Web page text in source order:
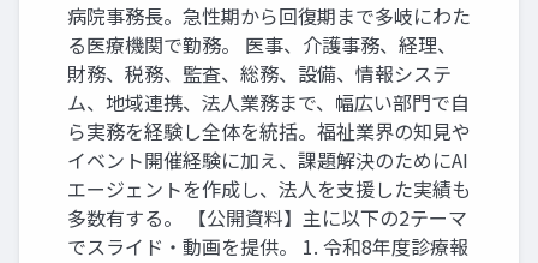
病院事務長。急性期から回復期まで多岐にわた
る医療機関で勤務。 医事、介護事務、経理、
財務、税務、監査、総務、設備、情報システ
ム、地域連携、法人業務まで、幅広い部門で自
ら実務を経験し全体を統括。福祉業界の知見や
イベント開催経験に加え、課題解決のためにAI
エージェントを作成し、法人を支援した実績も
多数有する。 【公開資料】主に以下の2テーマ
でスライド・動画を提供。 1. 令和8年度診療報